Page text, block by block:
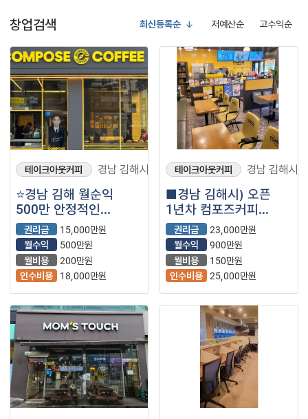
창업검색 최신등록순 저예산순 고수익순
테이크아웃커피 경남 김해시
⭐경남 김해 월순익
500만 안정적인
컴포즈커피 매장을
소개합니다⭐
권리금
15,000만원
월수익
500만원
월비용
200만원
인수비용
18,000만원
테이크아웃커피 경남 김해시
■경남 김해시) 오픈
1년차 컴포즈커피
매장을 소개합니다.■
권리금
23,000만원
월수익
900만원
월비용
150만원
인수비용 25,000만원